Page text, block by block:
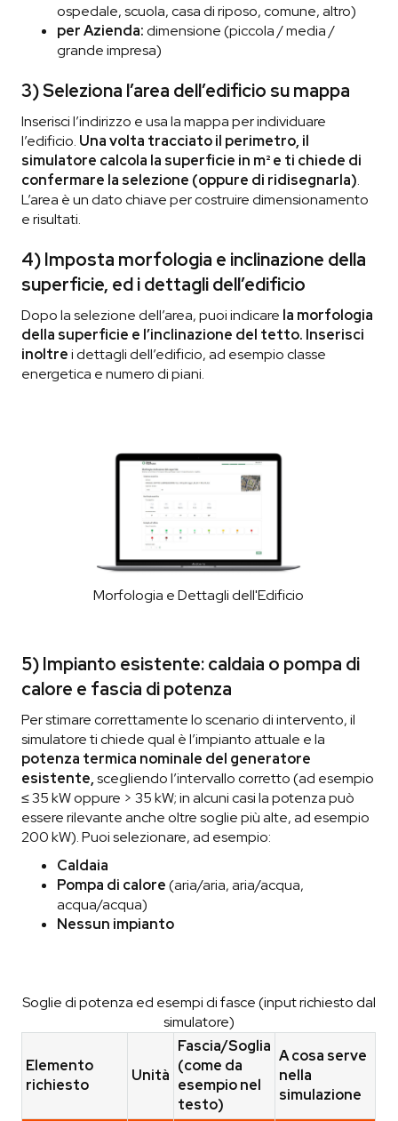
ospedale, scuola, casa di riposo, comune, altro)
per Azienda:dimensione (piccola / media /
grande impresa)
3) Seleziona l’area dell’edificio su mappa
Inserisci l’indirizzo e usa la mappa per individuare
l’edificio. Una volta tracciato il perimetro, il
simulatore calcola la superficie in m² e ti chiede di
confermare la selezione (oppure di ridisegnarla).
L’area è un dato chiave per costruire dimensionamento
e risultati.
4) Imposta morfologia e inclinazione della
superficie, ed i dettagli dell’edificio
Dopo la selezione dell’area, puoi indicare la morfologia
della superficie e l’inclinazione del tetto. Inserisci
inoltrei dettagli dell’edificio, ad esempio classe
energetica e numero di piani.
Morfologia e Dettagli dell'Edificio
5) Impianto esistente: caldaia o pompa di
calore e fascia di potenza
Per stimare correttamente lo scenario di intervento, il
simulatore ti chiede qual è l’impianto attuale e la
potenza termica nominale del generatore
esistente,scegliendo l’intervallo corretto (ad esempio
≤ 35 kW oppure > 35 kW; in alcuni casi la potenza può
essere rilevante anche oltre soglie più alte, ad esempio
200 kW). Puoi selezionare, ad esempio:
Caldaia
Pompa di calore(aria/aria, aria/acqua,
acqua/acqua)
Nessun impianto
Soglie di potenza ed esempi di fasce (input richiesto dal
simulatore)
Elemento
richiesto
Unità
Fascia/Soglia
(come da
esempio nel
testo)
A cosa serve
nella
simulazione